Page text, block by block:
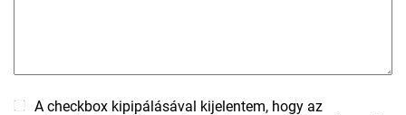
A checkbox kipipálásával kijelentem, hogy az